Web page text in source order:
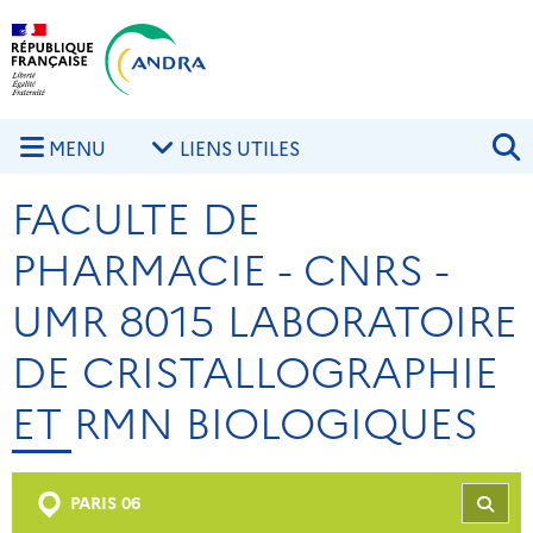
Aller au contenu principal
MENU LIENS UTILES
FACULTE DE
PHARMACIE - CNRS -
UMR 8015 LABORATOIRE
DE CRISTALLOGRAPHIE
ET RMN BIOLOGIQUES
PARIS 06